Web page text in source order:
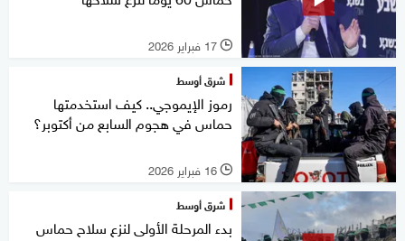
l 17 فبراير 2026
شرق أوسط
رموز الإيموجي.. كيف استخدمتها
حماس في هجوم السابع من أكتوبر؟
l 16 فبراير 2026
شرق أوسط
بدء المرحلة الأولى لنزع سلاح حماس